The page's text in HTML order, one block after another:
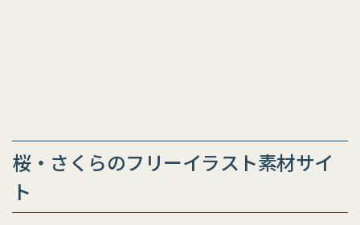
桜・さくらのフリーイラスト素材サイ
ト